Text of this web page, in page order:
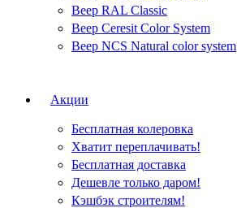
Веер RAL Classic
Веер Ceresit Color System
Веер NCS Natural color system
Акции
Бесплатная колеровка
Хватит переплачивать!
Бесплатная доставка
Дешевле только даром!
Кэшбэк строителям!